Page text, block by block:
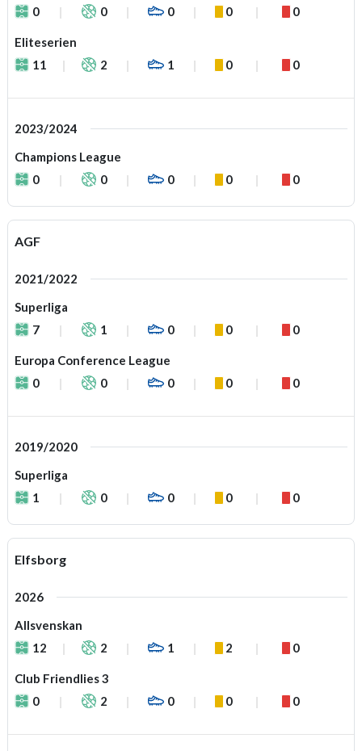
0
0 0 0 0
Eliteserien
11
2 1 0 0
2023/2024
Champions League
0
0 0 0 0
AGF
2021/2022
Superliga
7
1 0 0 0
Europa Conference League
0
0 0 0 0
2019/2020
Superliga
1
0 0 0 0
Elfsborg
2026
Allsvenskan
12
2 1 2 0
Club Friendlies 3
0
2 0 0 0